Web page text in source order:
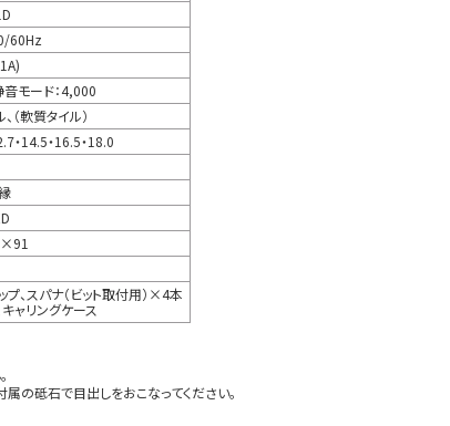
60Hz
モード：4,000
（軟質タイル）
・14.5・16.5・18.0
、スパナ（ビット取付用）×4本
キャリングケース
の砥石で目出しをおこなってください。